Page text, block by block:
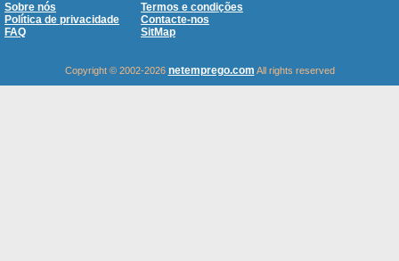
Sobre nós
Termos e condições
Política de privacidade
Contacte-nos
FAQ
SitMap
Copyright © 2002-2026 netemprego.com All rights reserved